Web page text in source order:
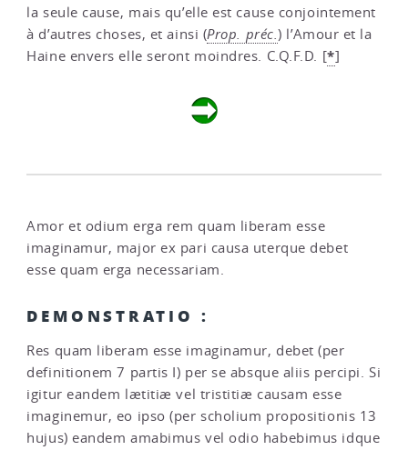
la seule cause, mais qu’elle est cause conjointement
à d’autres choses, et ainsi (Prop. préc.) l’Amour et la
Haine envers elle seront moindres. C.Q.F.D. [*]
Amor et odium erga rem quam liberam esse
imaginamur, major ex pari causa uterque debet
esse quam erga necessariam.
DEMONSTRATIO :
Res quam liberam esse imaginamur, debet (per
definitionem 7 partis I) per se absque aliis percipi. Si
igitur eandem lætitiæ vel tristitiæ causam esse
imaginemur, eo ipso (per scholium propositionis 13
hujus) eandem amabimus vel odio habebimus idque